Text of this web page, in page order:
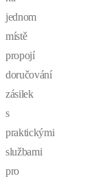
jednom
místě
propojí
doručování
zásilek
s
praktickými
službami
pro